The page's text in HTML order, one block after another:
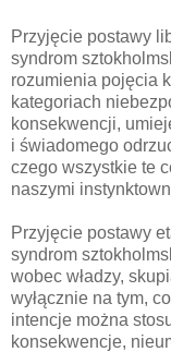
Przyjęcie postawy
syndrom
rozumienia pojęcia
kategoriach
konsekwencji,
i świadomego
czego wszystkie te
naszymi
Przyjęcie postawy
syndrom
wobec władzy,
wyłącznie na tym,
intencje można
konsekwencje,